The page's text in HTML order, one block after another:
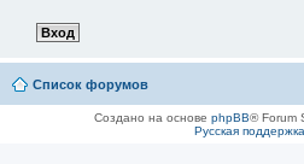
Список форумов
Создано на основе phpBB® Forum
Русская